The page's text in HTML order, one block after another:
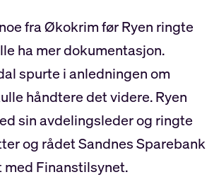
fra Økokrim før Ryen ringte
ha mer dokumentasjon.
spurte i anledningen om
håndtere det videre. Ryen
sin avdelingsleder og ringte
og rådet Sandnes Sparebank
Finanstilsynet.